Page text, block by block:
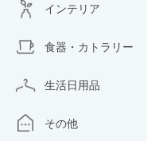
インテリア
食器・カトラリー
生活日用品
その他